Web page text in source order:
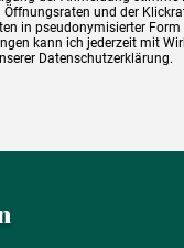
und der
in pseudonymisierter
kann ich jederzeit mit
Datenschutzerklärung.